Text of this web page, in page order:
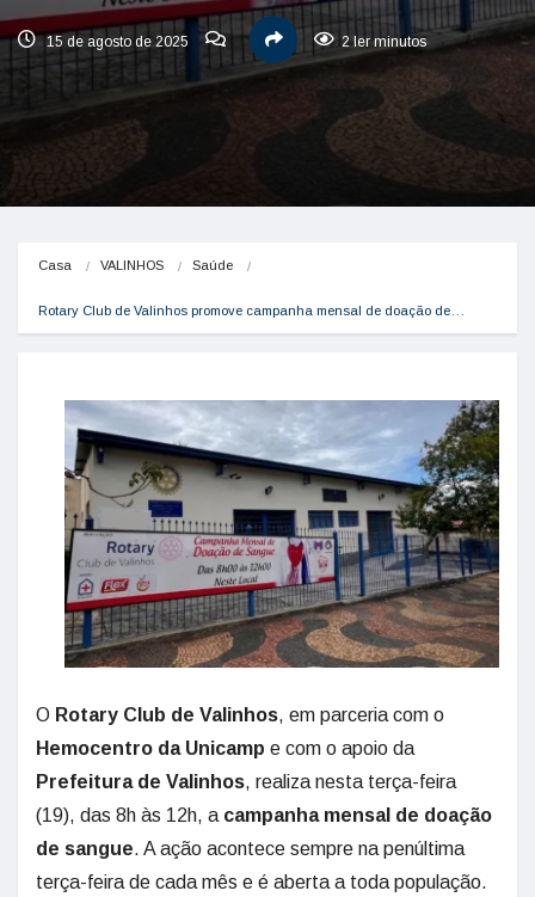
15 de agosto de 2025 2 ler minutos
Casa VALINHOS Saúde
Rotary Club de Valinhos promove campanha mensal de doação de…
O Rotary Club de Valinhos, em parceria com o
Hemocentro da Unicamp e com o apoio da
Prefeitura de Valinhos, realiza nesta terça-feira
(19), das 8h às 12h, a campanha mensal de doação
de sangue. A ação acontece sempre na penúltima
terça-feira de cada mês e é aberta a toda população.